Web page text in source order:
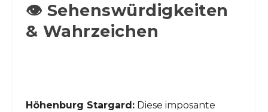
👁️ Sehenswürdigkeiten
& Wahrzeichen
Höhenburg Stargard:Diese imposante